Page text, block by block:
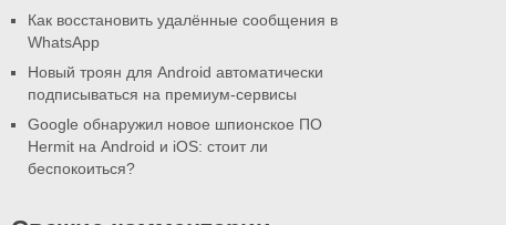
Как восстановить удалённые сообщения в
WhatsApp
Новый троян для Android автоматически
подписываться на премиум-сервисы
Google обнаружил новое шпионское ПО
Hermit на Android и iOS: стоит ли
беспокоиться?